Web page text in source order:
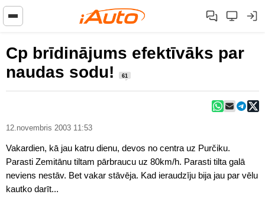
Cp brīdinājums efektīvāks par
naudas sodu!
61
12.novembris 2003 11:53
Vakardien, kā jau katru dienu, devos no centra uz Purčiku.
Parasti Zemitānu tiltam pārbraucu uz 80km/h. Parasti tilta galā
neviens nestāv. Bet vakar stāvēja. Kad ieraudzīju bija jau par vēlu
kautko darīt...